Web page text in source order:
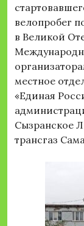
велопробег
в Великой
местное
«Единая
Сызранское
трансгаз